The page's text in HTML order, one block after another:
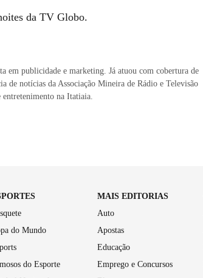
da TV Globo.
em publicidade e marketing. Já atuou com cobertura de
de notícias da Associação Mineira de Rádio e Televisão
na Itatiaia.
do Mundo
do Esporte
MAIS EDITORIAS
Auto
Apostas
Educação
Emprego e Concursos